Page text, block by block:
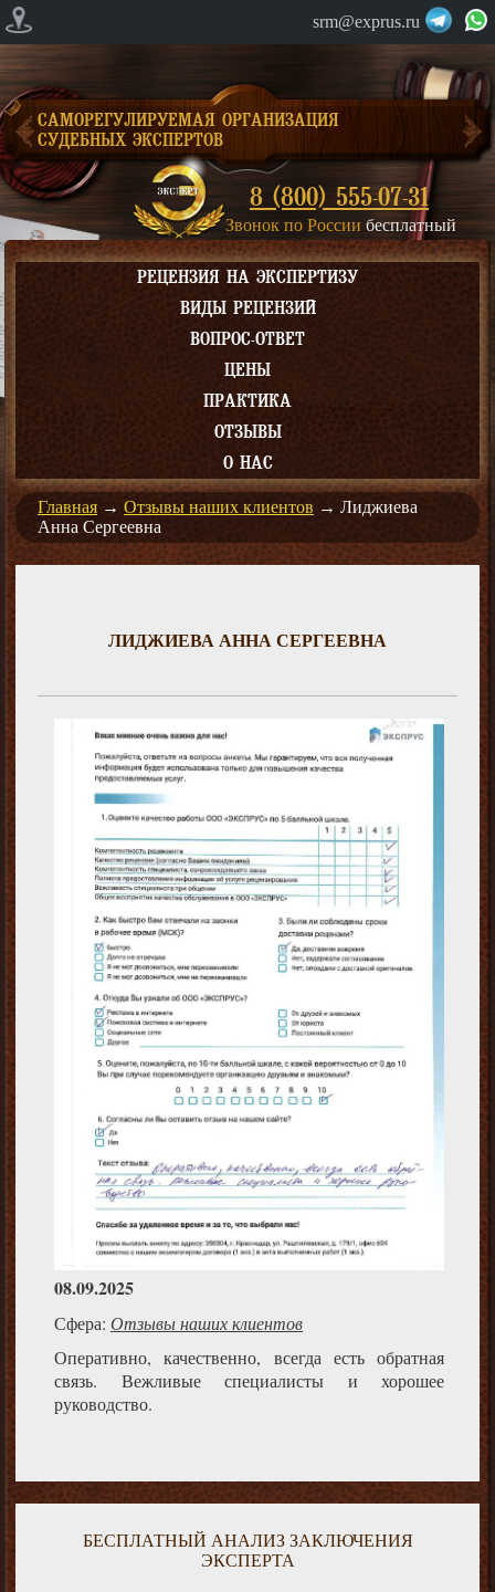
srm@exprus.ru
САМОРЕГУЛИРУЕМАЯ ОРГАНИЗАЦИЯ
СУДЕБНЫХ ЭКСПЕРТОВ
8 (800) 555-07-31
Звонок по России бесплатный
РЕЦЕНЗИЯ НА ЭКСПЕРТИЗУ
ВИДЫ РЕЦЕНЗИЙ
ВОПРОС-ОТВЕТ
ЦЕНЫ
ПРАКТИКА
ОТЗЫВЫ
О НАС
Главная → Отзывы наших клиентов → Лиджиева
Анна Сергеевна
ЛИДЖИЕВА АННА СЕРГЕЕВНА
08.09.2025
Сфера: Отзывы наших клиентов
Оперативно, качественно, всегда есть обратная
связь. Вежливые специалисты и хорошее
руководство.
БЕСПЛАТНЫЙ АНАЛИЗ ЗАКЛЮЧЕНИЯ
ЭКСПЕРТА